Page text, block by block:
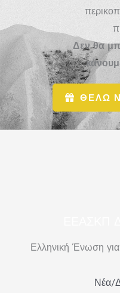
Δεν θα
ΘΕΛΩ
Ελληνική Ένωση
Νέα/